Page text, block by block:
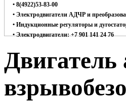
• 8(4922)53-83-00
• Электродвигатели АДЧР и
• Индукционные регуляторы и
• Электродвигатели: +7 901 141 24 76